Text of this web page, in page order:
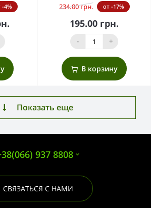
-4% 234.00 грн. от -17%
195.00 грн.
- +
В корзину
Показать еще
937 8808
СВЯЗАТЬСЯ С НАМИ